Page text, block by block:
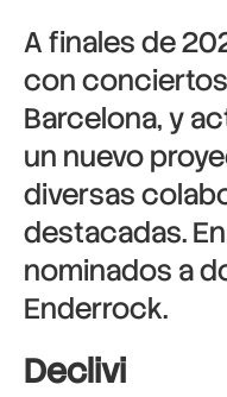
A finales de
con
Barcelona, y
un nuevo
diversas
destacadas.
nominados a
Enderrock.
Declivi